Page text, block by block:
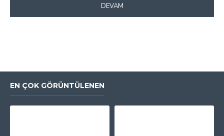
DEVAM
EN ÇOK GÖRÜNTÜLENEN